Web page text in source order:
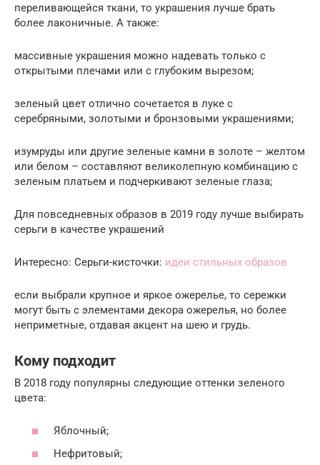
переливающейся ткани, то украшения лучше брать
более лаконичные. А также:
массивные украшения можно надевать только с
открытыми плечами или с глубоким вырезом;
зеленый цвет отлично сочетается в луке с
серебряными, золотыми и бронзовыми украшениями;
изумруды или другие зеленые камни в золоте – желтом
или белом – составляют великолепную комбинацию с
зеленым платьем и подчеркивают зеленые глаза;
Для повседневных образов в 2019 году лучше выбирать
серьги в качестве украшений
Интересно: Серьги-кисточки: идеи стильных образов
если выбрали крупное и яркое ожерелье, то сережки
могут быть с элементами декора ожерелья, но более
неприметные, отдавая акцент на шею и грудь.
Кому подходит
В 2018 году популярны следующие оттенки зеленого
цвета:
Яблочный;
Нефритовый;